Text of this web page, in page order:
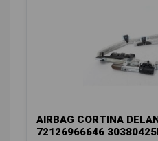
AIRBAG CORTINA
72126966646